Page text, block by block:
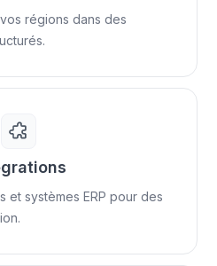
régions dans des
et systèmes ERP pour des